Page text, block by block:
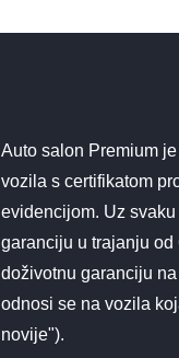
Auto salon Premium
vozila s certifikatom
evidencijom. Uz
garanciju u trajanju od
doživotnu garanciju
odnosi se na vozila
novije").